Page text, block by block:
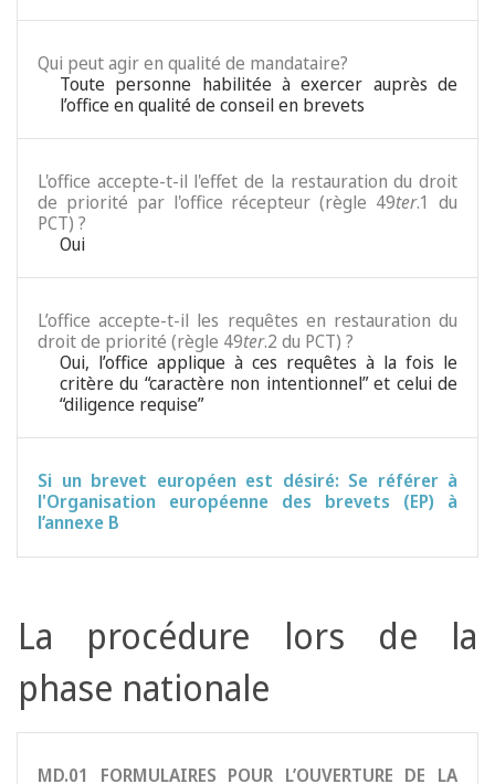
Qui peut agir en qualité de mandataire?
Toute personne habilitée à exercer auprès de
l’office en qualité de conseil en brevets
L'office accepte-t-il l'effet de la restauration du droit
de priorité par l'office récepteur (règle 49ter.1 du
PCT) ?
Oui
L’office accepte-t-il les requêtes en restauration du
droit de priorité (règle 49ter.2 du PCT) ?
Oui, l’office applique à ces requêtes à la fois le
critère du “caractère non intentionnel” et celui de
“diligence requise”
Si un brevet européen est désiré: Se référer à
l'Organisation européenne des brevets (EP) à
l’annexe B
La procédure lors de la
phase nationale
MD.01 FORMULAIRES POUR L’OUVERTURE DE LA